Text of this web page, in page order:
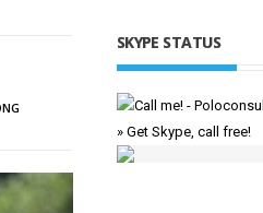
SKYPE STATUS
» Get Skype, call free!